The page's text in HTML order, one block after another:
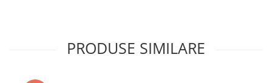
PRODUSE SIMILARE